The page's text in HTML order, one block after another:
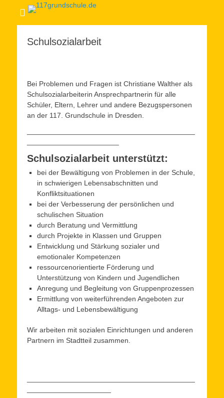
Schulsozialarbeit
Bei Problemen und Fragen ist Christiane Walther als
Schulsozialarbeiterin Ansprechpartnerin für alle
Schüler, Eltern, Lehrer und andere Bezugspersonen
an der 117. Grundschule in Dresden.
Schulsozialarbeit unterstützt:
bei der Bewältigung von Problemen in der Schule,
in schwierigen Lebensabschnitten und
Konfliktsituationen
bei der Verbesserung der persönlichen und
schulischen Situation
durch Beratung und Vermittlung
durch Projekte in Klassen und Gruppen
Entwicklung und Stärkung sozialer und
emotionaler Kompetenzen
ressourcenorientierte Förderung und
Unterstützung von Kindern und Jugendlichen
Anregung und Begleitung von Gruppenprozessen
Ermittlung von weiterführenden Angeboten zur
Alltags- und Lebensbewältigung
Wir arbeiten mit sozialen Einrichtungen und anderen
Partnern im Stadtteil zusammen.